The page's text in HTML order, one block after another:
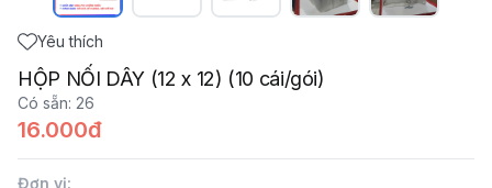
Yêu thích
HỘP NỐI DÂY (12 x 12) (10 cái/gói)
Có sẵn: 26
16.000đ
Đơn vị: